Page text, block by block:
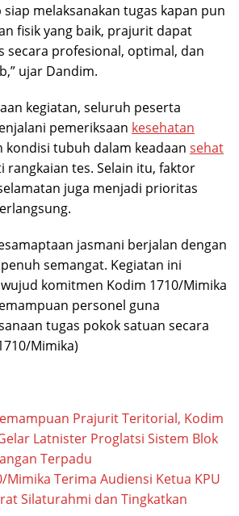
melaksanakan tugas kapan pun
fisik yang baik, prajurit dapat
secara profesional, optimal, dan
ujar Dandim.
kegiatan, seluruh peserta
pemeriksaan kesehatan
kondisi tubuh dalam keadaan sehat
rangkaian tes. Selain itu, faktor
juga menjadi prioritas
jasmani berjalan dengan
semangat. Kegiatan ini
komitmen Kodim 1710/Mimika
personel guna
tugas pokok satuan secara
Mimika)
Prajurit Teritorial, Kodim
Latnister Proglatsi Sistem Blok
Terpadu
Mimika Terima Audiensi Ketua KPU
Silaturahmi dan Tingkatkan